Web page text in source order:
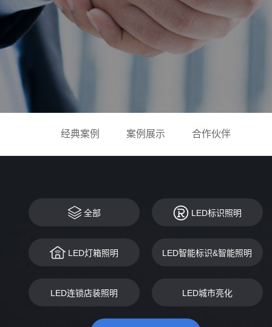
经典案例 案例展示 合作伙伴
全部 LED标识照明
LED灯箱照明 LED智能标识&智能照明
LED连锁店装照明 LED城市亮化